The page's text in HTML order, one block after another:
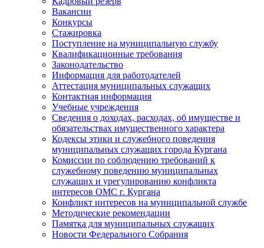
Вакансии
Конкурсы
Стажировка
Поступление на муниципальную службу
Квалификационные требования
Законодательство
Информация для работодателей
Аттестация муниципальных служащих
Контактная информация
Учебные учреждения
Сведения о доходах, расходах, об имуществе и
обязательствах имущественного характера
Кодексы этики и служебного поведения
муниципальных служащих города Кургана
Комиссии по соблюдению требований к
служебному поведению муниципальных
служащих и урегулированию конфликта
интересов ОМС г. Кургана
Конфликт интересов на муниципальной службе
Методические рекомендации
Памятка для муниципальных служащих
Новости Федерального Cобрания